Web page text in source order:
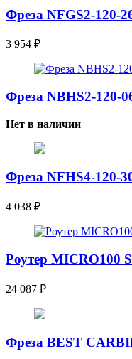
Фреза NFGS2-120-
3 954 ₽
Фреза NBHS2-120-
Нет в наличии
Фреза NFHS4-120-
4 038 ₽
Роутер MICRO100
24 087 ₽
Фреза BEST